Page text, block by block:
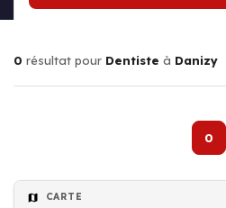
0 résultat pour Dentiste à Danizy
0
CARTE